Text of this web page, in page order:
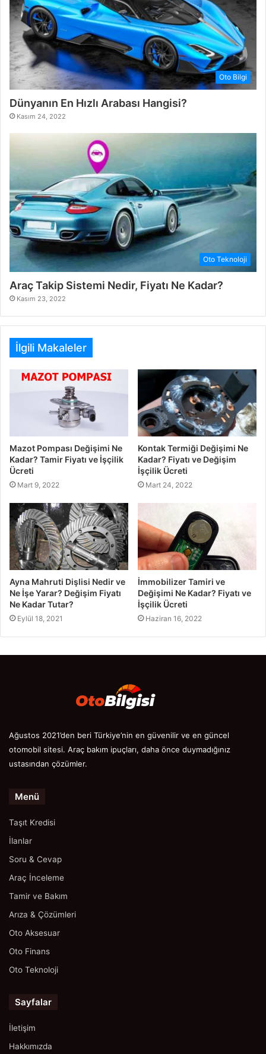
Oto Bilgi
Dünyanın En Hızlı Arabası Hangisi?
Kasım 24, 2022
Oto Teknoloji
Araç Takip Sistemi Nedir, Fiyatı Ne Kadar?
Kasım 23, 2022
İlgili Makaleler
Mazot Pompası Değişimi Ne
Kadar? Tamir Fiyatı ve İşçilik
Ücreti
Mart 9, 2022
Kontak Termiği Değişimi Ne
Kadar? Fiyatı ve Değişim
İşçilik Ücreti
Mart 24, 2022
Ayna Mahruti Dişlisi Nedir ve
Ne İşe Yarar? Değişim Fiyatı
Ne Kadar Tutar?
Eylül 18, 2021
İmmobilizer Tamiri ve
Değişimi Ne Kadar? Fiyatı ve
İşçilik Ücreti
Haziran 16, 2022
Ağustos 2021’den beri Türkiye’nin en güvenilir ve en güncel
otomobil sitesi. Araç bakım ipuçları, daha önce duymadığınız
ustasından çözümler.
Menü
Taşıt Kredisi
İlanlar
Soru & Cevap
Araç İnceleme
Tamir ve Bakım
Arıza & Çözümleri
Oto Aksesuar
Oto Finans
Oto Teknoloji
Sayfalar
İletişim
Hakkımızda